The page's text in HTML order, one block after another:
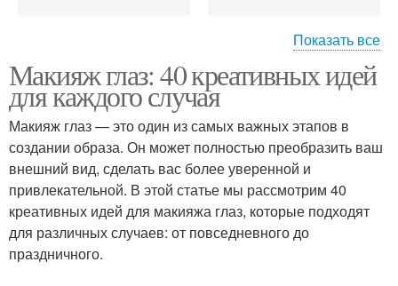
Необычные идеи
Показать все
Макияж глаз: 40 креативных идей
для каждого случая
Макияж глаз — это один из самых важных этапов в
создании образа. Он может полностью преобразить ваш
внешний вид, сделать вас более уверенной и
привлекательной. В этой статье мы рассмотрим 40
креативных идей для макияжа глаз, которые подходят
для различных случаев: от повседневного до
праздничного.